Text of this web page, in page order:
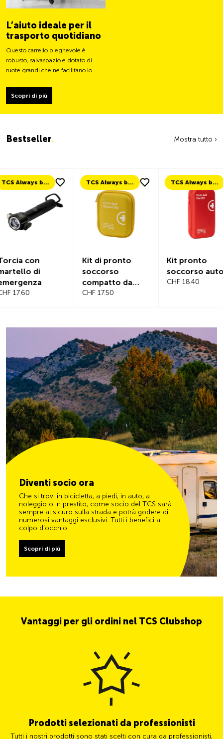
L’aiuto ideale per il
trasporto quotidiano
Questo carrello pieghevole è
robusto, salvaspazio e dotato di
ruote grandi che ne facilitano lo
Scopri di più
Bestseller. Mostra tutto ›
TCS Always by my side
Kit di pronto
soccorso
compatto da
viaggio
CHF 17.50
TCS Always by my side
Kit pronto
soccorso auto
CHF 18.40
Diventi socio ora
Che si trovi in bicicletta, a piedi, in auto, a
noleggio o in prestito, come socio del TCS sarà
sempre al sicuro sulla strada e potrà godere di
numerosi vantaggi esclusivi. Tutti i benefici a
colpo d’occhio.
Scopri di più
Vantaggi per gli ordini nel TCS Clubshop
Prodotti selezionati da professionisti
Tutti i nostri prodotti sono stati scelti con cura da professionisti,